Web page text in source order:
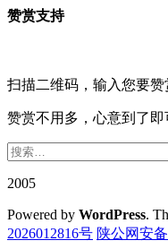
赞赏支持
扫描二维码，输入您要赞
赞赏不用多，心意到了即
2005
Powered by WordPress.
2026012816号 陕公网安